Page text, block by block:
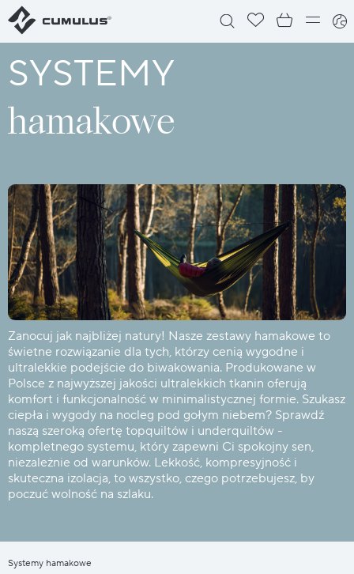
SYSTEMY
hamakowe
Zanocuj jak najbliżej natury! Nasze zestawy hamakowe to
świetne rozwiązanie dla tych, którzy cenią wygodne i
ultralekkie podejście do biwakowania. Produkowane w
Polsce z najwyższej jakości ultralekkich tkanin oferują
komfort i funkcjonalność w minimalistycznej formie. Szukasz
ciepła i wygody na nocleg pod gołym niebem? Sprawdź
naszą szeroką ofertę topquiltów i underquiltów -
kompletnego systemu, który zapewni Ci spokojny sen,
niezależnie od warunków. Lekkość, kompresyjność i
skuteczna izolacja, to wszystko, czego potrzebujesz, by
poczuć wolność na szlaku.
Systemy hamakowe